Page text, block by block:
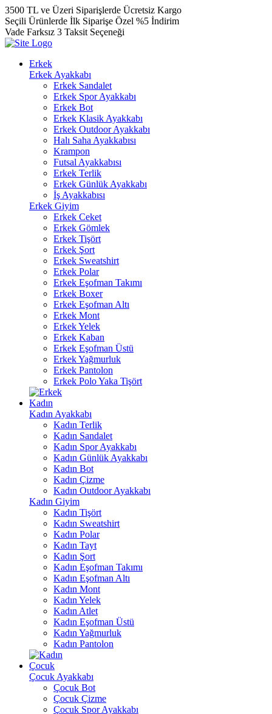
3500 TL ve Üzeri Siparişlerde Ücretsiz Kargo
Seçili Ürünlerde İlk Siparişe Özel %5 İndirim
Vade Farksız 3 Taksit Seçeneği
Erkek
Erkek Ayakkabı
Erkek Sandalet
Erkek Spor Ayakkabı
Erkek Bot
Erkek Klasik Ayakkabı
Erkek Outdoor Ayakkabı
Halı Saha Ayakkabısı
Krampon
Futsal Ayakkabısı
Erkek Terlik
Erkek Günlük Ayakkabı
İş Ayakkabısı
Erkek Giyim
Erkek Ceket
Erkek Gömlek
Erkek Tişört
Erkek Şort
Erkek Sweatshirt
Erkek Polar
Erkek Eşofman Takımı
Erkek Boxer
Erkek Eşofman Altı
Erkek Mont
Erkek Yelek
Erkek Kaban
Erkek Eşofman Üstü
Erkek Yağmurluk
Erkek Pantolon
Erkek Polo Yaka Tişört
Kadın
Kadın Ayakkabı
Kadın Terlik
Kadın Sandalet
Kadın Spor Ayakkabı
Kadın Günlük Ayakkabı
Kadın Bot
Kadın Çizme
Kadın Outdoor Ayakkabı
Kadın Giyim
Kadın Tişört
Kadın Sweatshirt
Kadın Polar
Kadın Tayt
Kadın Şort
Kadın Eşofman Takımı
Kadın Eşofman Altı
Kadın Mont
Kadın Yelek
Kadın Atlet
Kadın Eşofman Üstü
Kadın Yağmurluk
Kadın Pantolon
Çocuk
Çocuk Ayakkabı
Çocuk Bot
Çocuk Çizme
Çocuk Spor Ayakkabı